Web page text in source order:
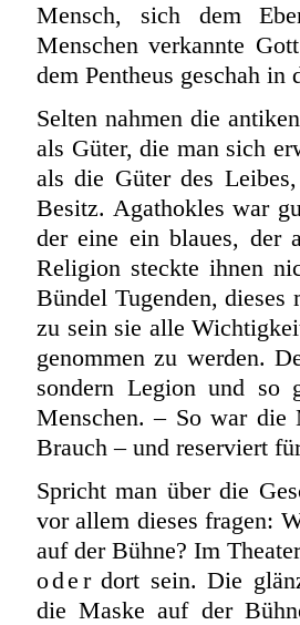
Mensch, sich dem
Menschen verkannte
dem Pentheus geschah in
Selten nahmen die
als Güter, die man sich
als die Güter des
Besitz. Agathokles war
der eine ein blaues, der
Religion steckte ihnen
Bündel Tugenden,
zu sein sie alle
genommen zu werden.
sondern Legion und so
Menschen. – So war die
Brauch – und reserviert
Spricht man über die
vor allem dieses fragen:
auf der Bühne? Im
oderdort sein. Die
die Maske auf der